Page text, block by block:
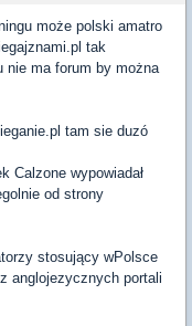
może polski amatro
tak
nie ma forum by można
tam sie duzó
Calzone wypowiadał
od strony
stosujący wPolsce
anglojezycznych portali